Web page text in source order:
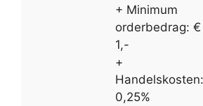
+ Minimum
orderbedrag: €
1,-
+
Handelskosten:
0,25%